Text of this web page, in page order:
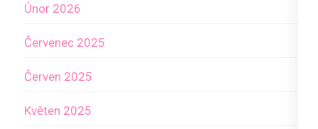
Únor 2026
Červenec 2025
Červen 2025
Květen 2025